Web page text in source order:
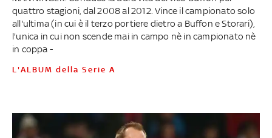
quattro stagioni, dal 2008 al 2012. Vince il campionato solo
all'ultima (in cui è il terzo portiere dietro a Buffon e Storari),
l'unica in cui non scende mai in campo nè in campionato nè
in coppa -
L'ALBUM della Serie A